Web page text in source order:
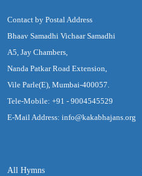
Contact by Postal Address
Bhaav Samadhi Vichaar Samadhi
A5, Jay Chambers,
Nanda Patkar Road Extension,
Vile Parle(E), Mumbai-400057.
Tele-Mobile: +91 - 9004545529
E-Mail Address: info@kakabhajans.org
All Hymns